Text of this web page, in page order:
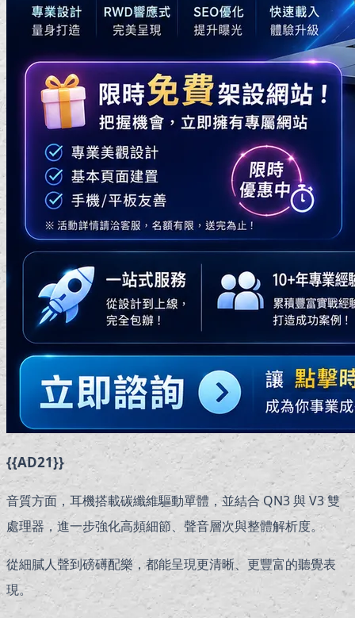
{{AD21}}
音質方面，耳機搭載碳纖維驅動單體，並結合 QN3 與 V3 雙
處理器，進一步強化高頻細節、聲音層次與整體解析度。
從細膩人聲到磅礡配樂，都能呈現更清晰、更豐富的聽覺表
現。